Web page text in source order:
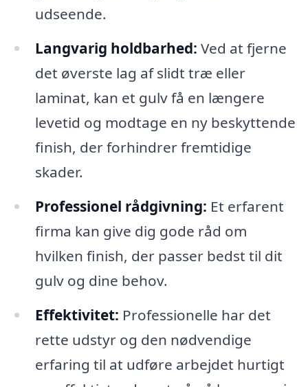
udseende.
Langvarig holdbarhed: Ved at fjerne
det øverste lag af slidt træ eller
laminat, kan et gulv få en længere
levetid og modtage en ny beskyttende
finish, der forhindrer fremtidige
skader.
Professionel rådgivning: Et erfarent
firma kan give dig gode råd om
hvilken finish, der passer bedst til dit
gulv og dine behov.
Effektivitet: Professionelle har det
rette udstyr og den nødvendige
erfaring til at udføre arbejdet hurtigt